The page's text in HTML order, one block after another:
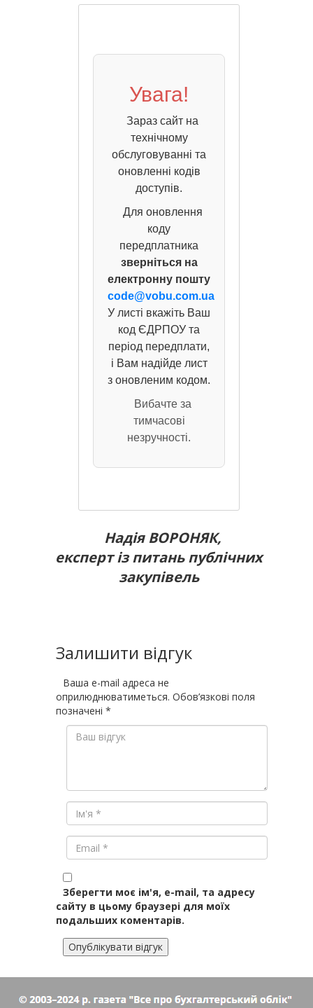
Увага!
Зараз сайт на
технічному
обслуговуванні та
оновленні кодів
доступів.
Для оновлення
коду
передплатника
зверніться на
електронну пошту
code@vobu.com.ua
У листі вкажіть Ваш
код ЄДРПОУ та
період передплати,
і Вам надійде лист
з оновленим кодом.
Вибачте за
тимчасові
незручності.
Надія ВОРОНЯК,
експерт із питань публічних
закупівель
Залишити відгук
Ваша e-mail адреса не
оприлюднюватиметься. Обов’язкові поля
позначені *
Зберегти моє ім'я, e-mail, та адресу
сайту в цьому браузері для моїх
подальших коментарів.